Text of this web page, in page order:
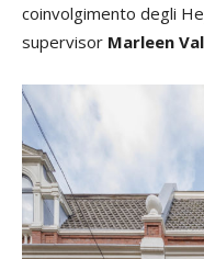
coinvolgimento degli
supervisor Marleen